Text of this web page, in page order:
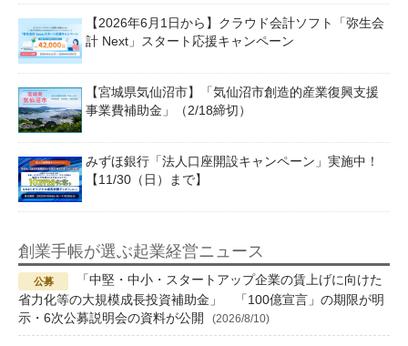
【2026年6月1日から】クラウド会計ソフト「弥生会
計 Next」スタート応援キャンペーン
【宮城県気仙沼市】「気仙沼市創造的産業復興支援
事業費補助金」（2/18締切）
みずほ銀行「法人口座開設キャンペーン」実施中！
【11/30（日）まで】
創業手帳が選ぶ起業経営ニュース
「中堅・中小・スタートアップ企業の賃上げに向けた
省力化等の大規模成長投資補助金」 「100億宣言」の期限が明
示・6次公募説明会の資料が公開
(2026/8/10)